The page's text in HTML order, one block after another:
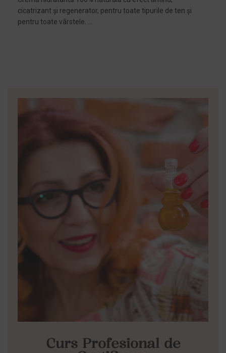
cicatrizant și regenerator, pentru toate tipurile de ten și
pentru toate vârstele. ...
Curs Profesional de